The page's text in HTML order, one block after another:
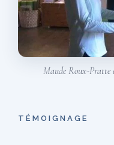
Maude Roux-Pratte
TÉMOIGNAGE